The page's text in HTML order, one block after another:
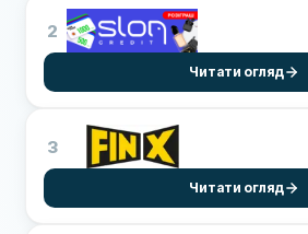
2
Читати огляд
3
Читати огляд